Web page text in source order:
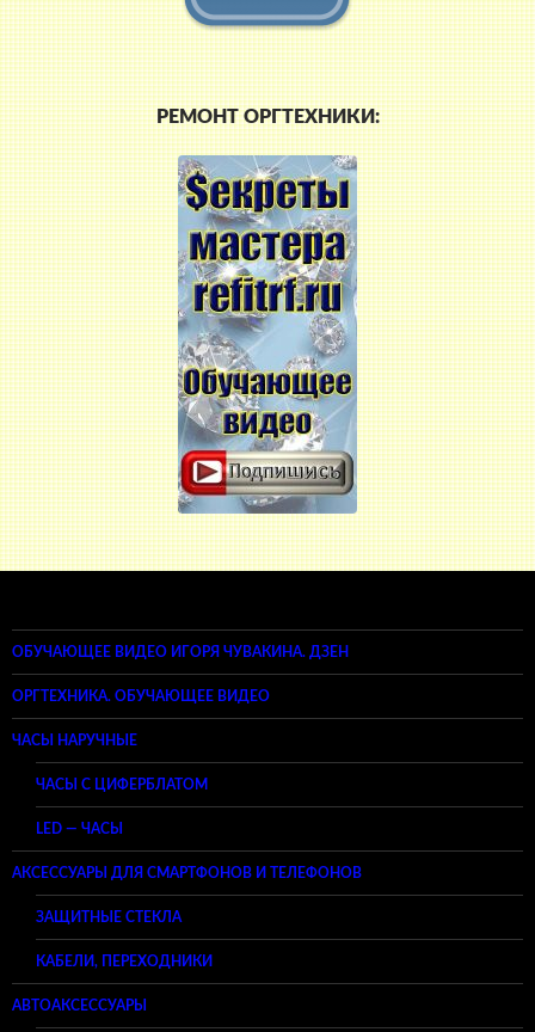
РЕМОНТ ОРГТЕХНИКИ:
ОБУЧАЮЩЕЕ ВИДЕО ИГОРЯ ЧУВАКИНА. ДЗЕН
ОРГТЕХНИКА. ОБУЧАЮЩЕЕ ВИДЕО
ЧАСЫ НАРУЧНЫЕ
ЧАСЫ С ЦИФЕРБЛАТОМ
LED — ЧАСЫ
АКСЕССУАРЫ ДЛЯ СМАРТФОНОВ И ТЕЛЕФОНОВ
ЗАЩИТНЫЕ СТЕКЛА
КАБЕЛИ, ПЕРЕХОДНИКИ
АВТОАКСЕССУАРЫ